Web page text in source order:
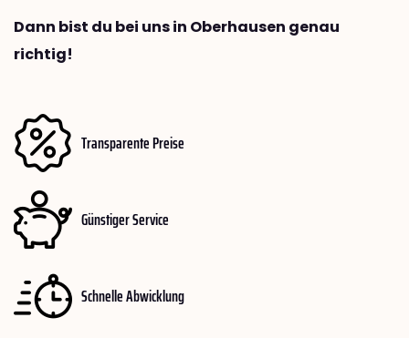
Dann bist du bei uns in Oberhausen genau
richtig!
Transparente Preise
Günstiger Service
Schnelle Abwicklung